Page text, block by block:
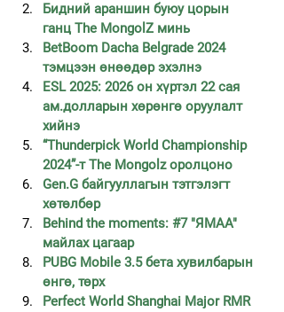
Бидний араншин буюу цорын
ганц The MongolZ минь
BetBoom Dacha Belgrade 2024
тэмцээн өнөөдөр эхэлнэ
ESL 2025: 2026 он хүртэл 22 сая
ам.долларын хөрөнгө оруулалт
хийнэ
“Thunderpick World Championship
2024”-т The Mongolz оролцоно
Gen.G байгууллагын тэтгэлэгт
хөтөлбөр
Behind the moments: #7 "ЯМАА"
майлах цагаар
PUBG Mobile 3.5 бета хувилбарын
өнгө, төрх
Perfect World Shanghai Major RMR